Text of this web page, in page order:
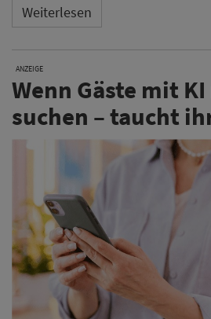
Weiterlesen
ANZEIGE
Wenn Gäste mit
suchen – taucht